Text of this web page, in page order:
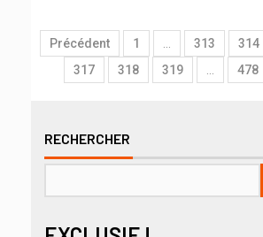
Précédent 1 313 314
317
318 319 478
RECHERCHER